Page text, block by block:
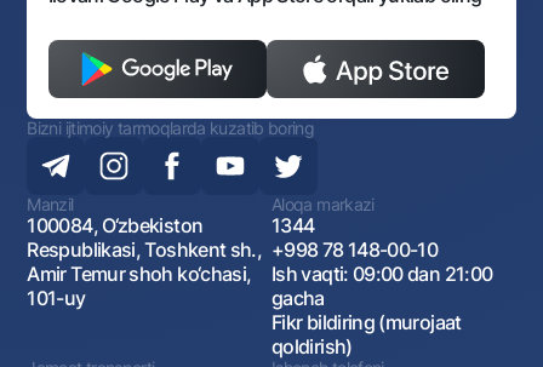
Bizni ijtimoiy tarmoqlarda kuzatib boring
Manzil
100084, O‘zbekiston
Respublikasi, Toshkent sh.,
Amir Temur shoh ko‘chasi,
101-uy
Aloqa markazi
1344
+998 78 148-00-10
Ish vaqti: 09:00 dan 21:00
gacha
Fikr bildiring (murojaat
qoldirish)